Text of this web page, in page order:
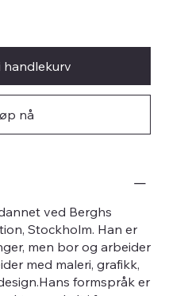
handlekurv
nå
ved Berghs
Stockholm. Han er
men bor og arbeider
med maleri, grafikk,
formspråk er